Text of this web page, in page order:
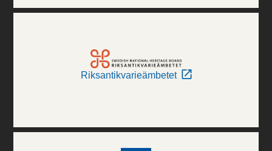
Riksantikvarieämbetet